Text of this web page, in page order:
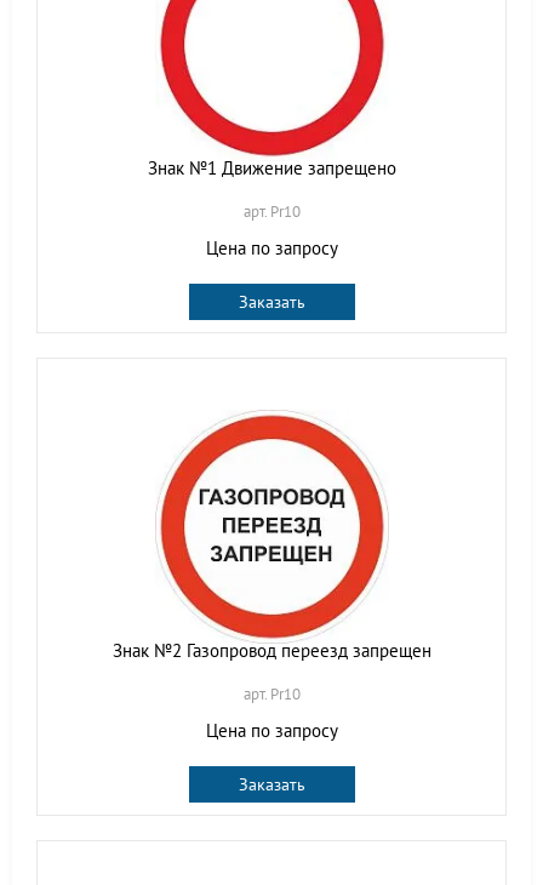
Знак №1 Движение запрещено
арт. Pr10
Цена по запросу
Заказать
Знак №2 Газопровод переезд запрещен
арт. Pr10
Цена по запросу
Заказать